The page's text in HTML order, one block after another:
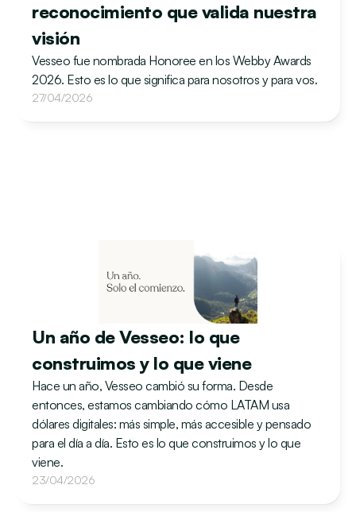
reconocimiento que valida nuestra
visión
Vesseo fue nombrada Honoree en los Webby Awards
2026. Esto es lo que significa para nosotros y para vos.
27/04/2026
Un año de Vesseo: lo que
construimos y lo que viene
Hace un año, Vesseo cambió su forma. Desde
entonces, estamos cambiando cómo LATAM usa
dólares digitales: más simple, más accesible y pensado
para el día a día. Esto es lo que construimos y lo que
viene.
23/04/2026